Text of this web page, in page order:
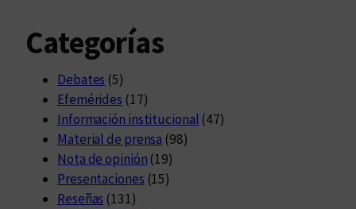
Categorías
Debates (5)
Efemérides (17)
Información institucional (47)
Material de prensa (98)
Nota de opinión (19)
Presentaciones (15)
Reseñas (131)